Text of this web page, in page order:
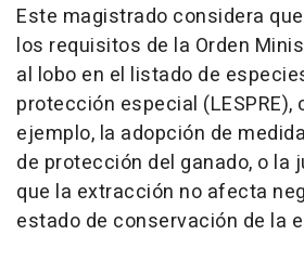
Este magistrado considera
los requisitos de la Orden
al lobo en el listado de
protección especial (LESPRE),
ejemplo, la adopción de
de protección del ganado, o la
que la extracción no afecta
estado de conservación de la